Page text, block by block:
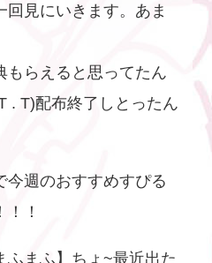
回見にいきます。あま
もらえると思ってたん
. T)配布終了しとったん
今週のおすすめすぴる
！
ふまふ】ちょ~最近出た